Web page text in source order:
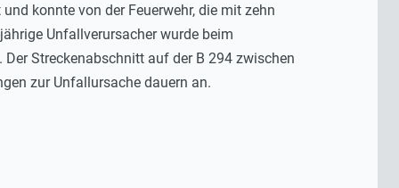
konnte von der Feuerwehr, die mit zehn
Unfallverursacher wurde beim
Streckenabschnitt auf der B 294 zwischen
zur Unfallursache dauern an.